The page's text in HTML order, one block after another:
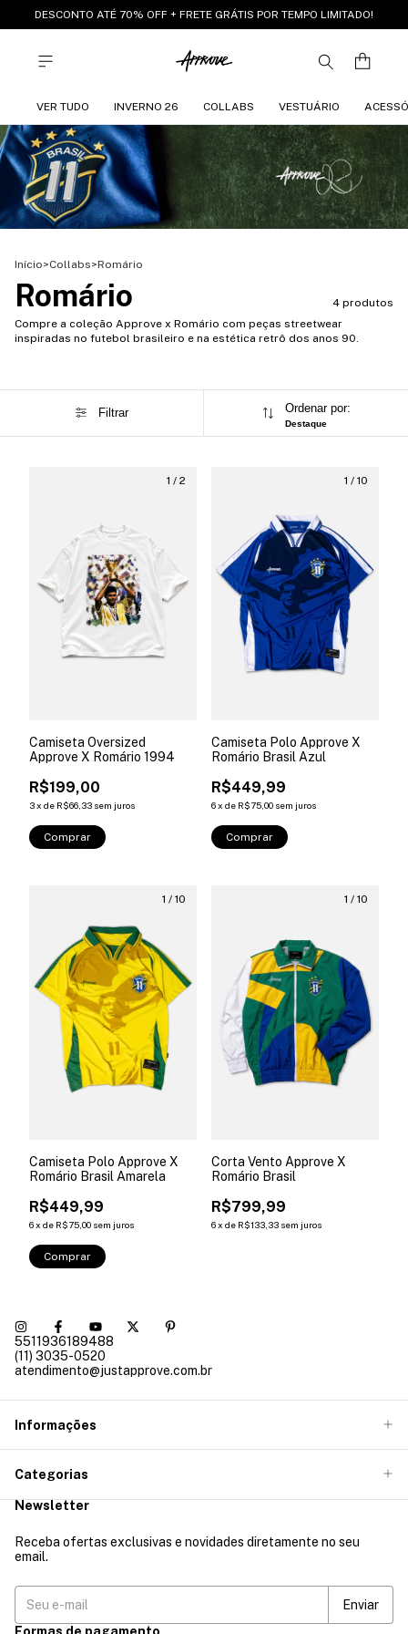
DESCONTO ATÉ 70% OFF + FRETE GRÁTIS POR TEMPO LIMITADO!
VER TUDO INVERNO 26 COLLABS VESTUÁRIO
Início>Collabs>Romário
Romário
4 produtos
Compre a coleção Approve x Romário com peças streetwear
inspiradas no futebol brasileiro e na estética retrô dos anos 90.
Filtrar Ordenar por:
Destaque
1 / 2
Camiseta Oversized
Approve X Romário 1994
R$199,00
3x de R$66,33 sem juros
Comprar
1 / 10
Camiseta Polo Approve X
Romário Brasil Azul
R$449,99
6x de R$75,00 sem juros
Comprar
1 / 10
Camiseta Polo Approve X
Romário Brasil Amarela
R$449,99
6x de R$75,00 sem juros
Comprar
1 / 10
Corta Vento Approve X
Romário Brasil
R$799,99
6x de R$133,33 sem juros
5511936189488
(11) 3035-0520
atendimento@justapprove.com.br
Informações
Categorias
Newsletter
Receba ofertas exclusivas e novidades diretamente no seu
email.
Formas de pagamento